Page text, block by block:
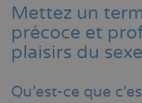
d'Ariane
Mettez un
précoce et
plaisirs du sexe
Qu'est-ce que